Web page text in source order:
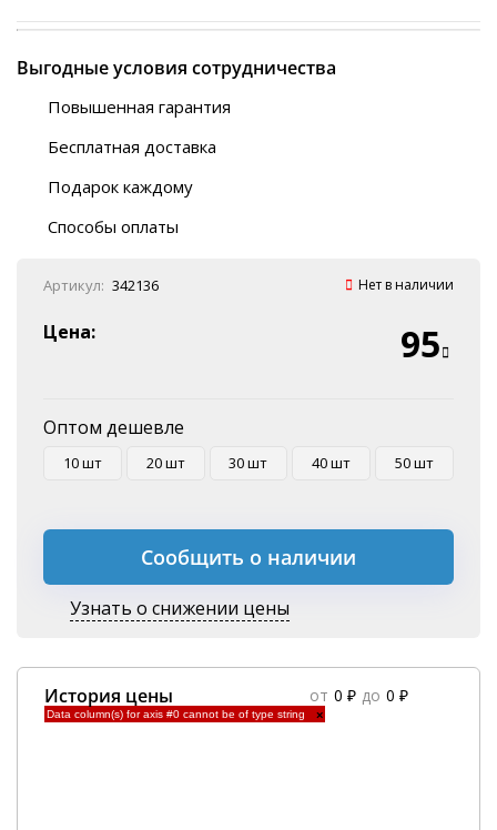
Выгодные условия сотрудничества
Повышенная гарантия
Бесплатная доставка
Автобусы (по ЮФО)
“BlaBlaCar” (по ЮФО)
Подарок каждому
Способы оплаты
Наличные
Эквайринг
Артикул: 342136 Нет в наличии
Цена: 95
Оптом дешевле
10 шт 20 шт 30 шт 40 шт 50 шт
Сообщить о наличии
Узнать о снижении цены
История цены от 0 ₽ до 0 ₽
Data column(s) for axis #0 cannot be of type string ×